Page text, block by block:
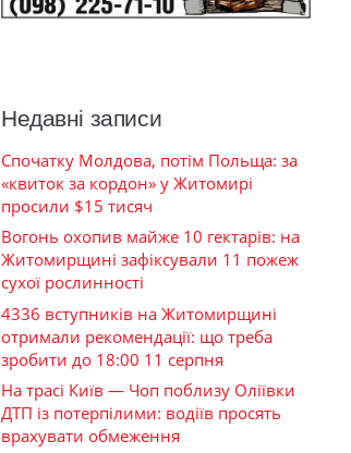
Недавні записи
Спочатку Молдова, потім Польща: за
«квиток за кордон» у Житомирі
просили $15 тисяч
Вогонь охопив майже 10 гектарів: на
Житомирщині зафіксували 11 пожеж
сухої рослинності
4336 вступників на Житомирщині
отримали рекомендації: що треба
зробити до 18:00 11 серпня
На трасі Київ — Чоп поблизу Оліївки
ДТП із потерпілими: водіїв просять
врахувати обмеження